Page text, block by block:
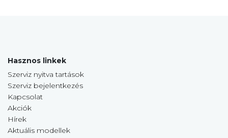
Hasznos linkek
Szerviz nyitva tartások
Szerviz bejelentkezés
Kapcsolat
Akciók
Hírek
Aktuális modellek